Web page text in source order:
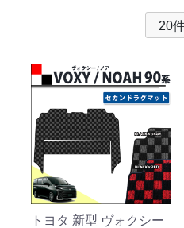
トヨタ 新型 ヴォクシー